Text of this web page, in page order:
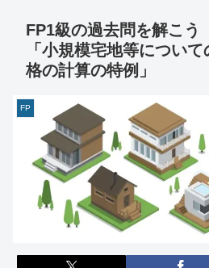
FP1級の過去問を解こう
「小規模宅地等につい
格の計算の特例」
FP